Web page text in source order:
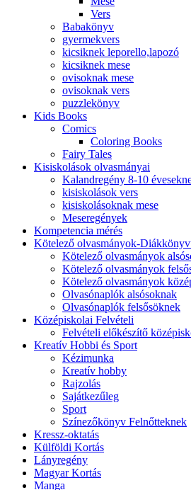
Vers
Babakönyv
gyermekvers
kicsiknek leporello,lapozó
kicsiknek mese
ovisoknak mese
ovisoknak vers
puzzlekönyv
Kids Books
Comics
Coloring Books
Fairy Tales
Kisiskolások olvasmányai
Kalandregény 8-10
kisiskolások vers
kisiskolásoknak mese
Meseregények
Kompetencia mérés
Kötelező olvasmányok-
Kötelező olvasmányok
Kötelező olvasmányok
Kötelező olvasmányok
Olvasónaplók alsósoknak
Olvasónaplók felsősöknek
Középiskolai Felvételi
Felvételi előkészítő
Kreatív Hobbi és Sport
Kézimunka
Kreatív hobby
Rajzolás
Sajátkezűleg
Sport
Színezőkönyv Felnőtteknek
Kressz-oktatás
Külföldi Kortás
Lányregény
Magyar Kortás
Manga